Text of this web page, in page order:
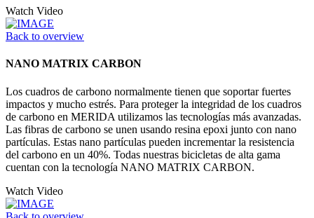
Watch Video
Back to overview
NANO MATRIX CARBON
Los cuadros de carbono normalmente tienen que soportar fuertes
impactos y mucho estrés. Para proteger la integridad de los cuadros
de carbono en MERIDA utilizamos las tecnologías más avanzadas.
Las fibras de carbono se unen usando resina epoxi junto con nano
partículas. Estas nano partículas pueden incrementar la resistencia
del carbono en un 40%. Todas nuestras bicicletas de alta gama
cuentan con la tecnología NANO MATRIX CARBON.
Watch Video